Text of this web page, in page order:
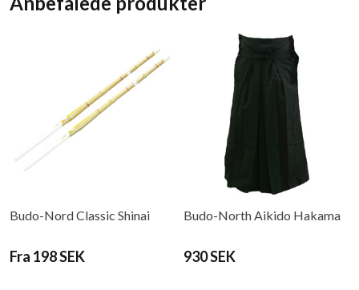
Budo-Nord Classic Shinai
Fra 198 SEK
Budo-North Aikido Hakama
930 SEK